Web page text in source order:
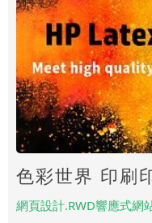
色彩世界 印刷
網頁設計.RWD響應式網